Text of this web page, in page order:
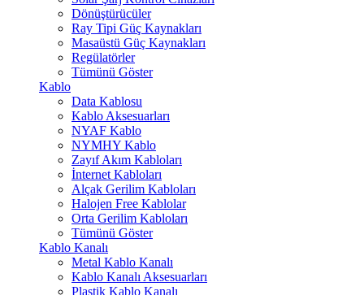
Dönüştürücüler
Ray Tipi Güç Kaynakları
Masaüstü Güç Kaynakları
Regülatörler
Tümünü Göster
Kablo
Data Kablosu
Kablo Aksesuarları
NYAF Kablo
NYMHY Kablo
Zayıf Akım Kabloları
İnternet Kabloları
Alçak Gerilim Kabloları
Halojen Free Kablolar
Orta Gerilim Kabloları
Tümünü Göster
Kablo Kanalı
Metal Kablo Kanalı
Kablo Kanalı Aksesuarları
Plastik Kablo Kanalı